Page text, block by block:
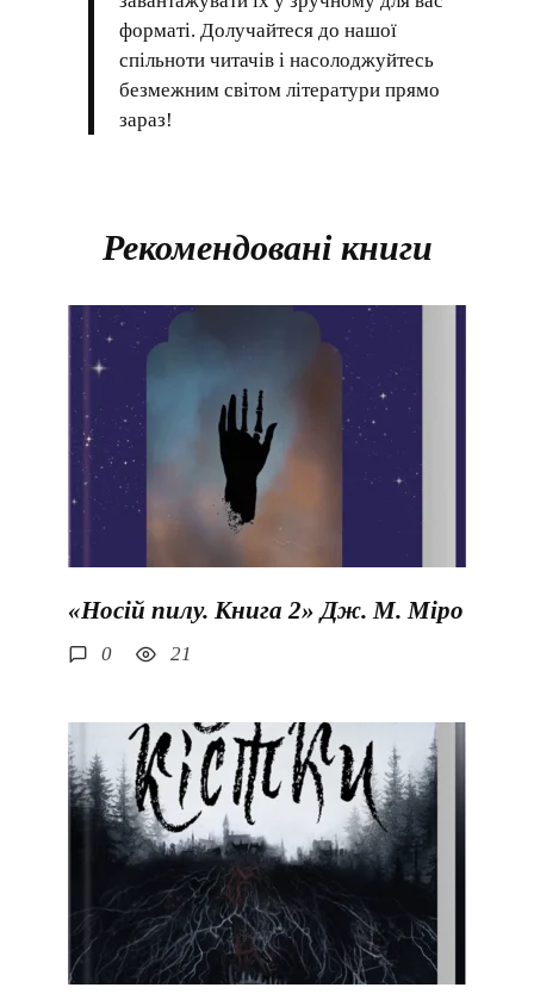
форматі. Долучайтеся до нашої
спільноти читачів і насолоджуйтесь
безмежним світом літератури прямо
зараз!
Рекомендовані книги
«Носій пилу. Книга 2» Дж. М. Міро
0 21